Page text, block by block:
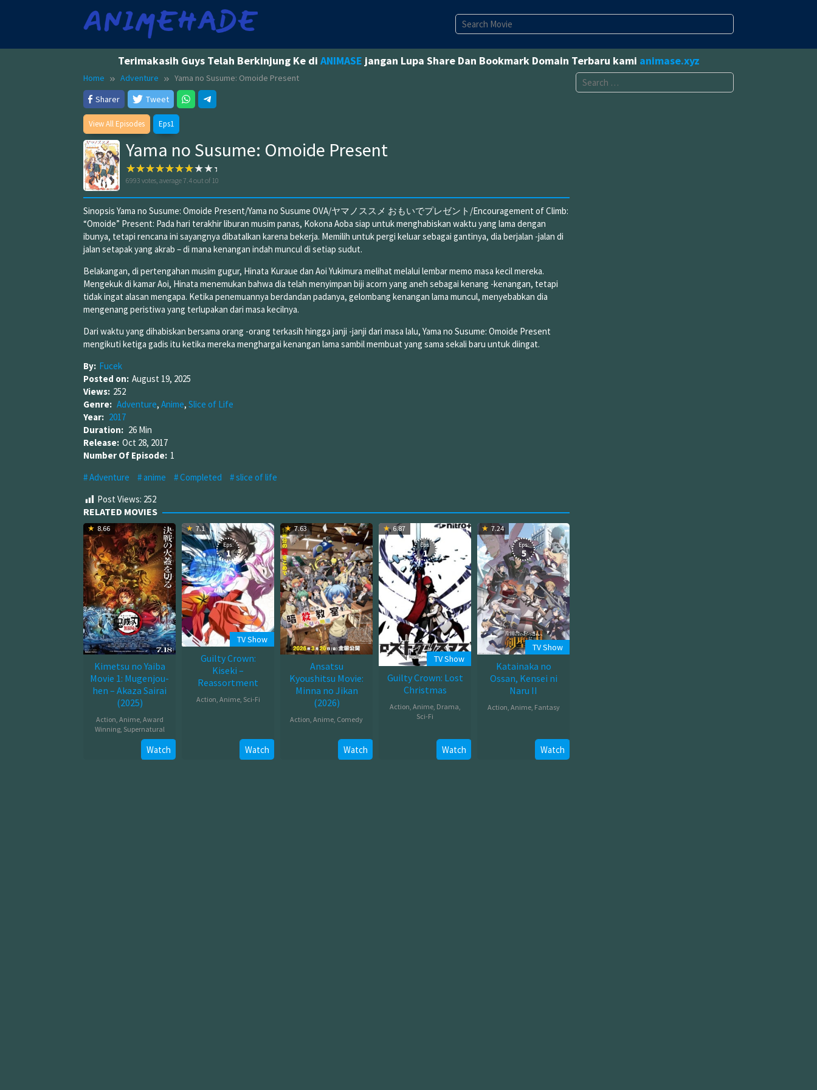
Terimakasih Guys Telah Berkinjung Ke di ANIMASE jangan Lupa Share Dan Bookmark Domain Terbaru kami animase.xyz
Home Adventure
Yama no Susume: Omoide Present
Sharer
Tweet
View All Episodes Eps1
Yama no Susume: Omoide Present
6993 votes, average7.4out of 10
Sinopsis Yama no Susume: Omoide Present/Yama no Susume OVA/ヤマノススメ おもいでプレゼント/Encouragement of Climb:
“Omoide” Present: Pada hari terakhir liburan musim panas, Kokona Aoba siap untuk menghabiskan waktu yang lama dengan
ibunya, tetapi rencana ini sayangnya dibatalkan karena bekerja. Memilih untuk pergi keluar sebagai gantinya, dia berjalan -jalan di
jalan setapak yang akrab – di mana kenangan indah muncul di setiap sudut.
Belakangan, di pertengahan musim gugur, Hinata Kuraue dan Aoi Yukimura melihat melalui lembar memo masa kecil mereka.
Mengekuk di kamar Aoi, Hinata menemukan bahwa dia telah menyimpan biji acorn yang aneh sebagai kenang -kenangan, tetapi
tidak ingat alasan mengapa. Ketika penemuannya berdandan padanya, gelombang kenangan lama muncul, menyebabkan dia
mengenang peristiwa yang terlupakan dari masa kecilnya.
Dari waktu yang dihabiskan bersama orang -orang terkasih hingga janji -janji dari masa lalu, Yama no Susume: Omoide Present
mengikuti ketiga gadis itu ketika mereka menghargai kenangan lama sambil membuat yang sama sekali baru untuk diingat.
By: Fucek
Posted on: August 19, 2025
Views: 252
Genre: Adventure, Anime, Slice of Life
Year: 2017
Duration: 26 Min
Release: Oct 28, 2017
Number Of Episode: 1
Adventure
anime Completed
slice of life
Post Views: 252
RELATED MOVIES
8.66
Kimetsu no Yaiba
Movie 1: Mugenjou-
hen – Akaza Sairai
(2025)
Action, Anime, Award
Winning, Supernatural
Watch
7.1
Eps:
1
TV Show
Guilty Crown:
Kiseki –
Reassortment
Action Anime, Sci-Fi
2012 Watch
7.63
Ansatsu
Kyoushitsu Movie:
Minna no Jikan
(2026)
Action, Anime, Comedy
Mar
Watch
6.87
Eps:
1
TV Show
Guilty Crown: Lost
Christmas
Action Anime, Drama
Sci-Fi
2012
Watch
7.24
Eps:
5
TV Show
Katainaka no
Ossan, Kensei ni
Naru II
Action, Anime, Fantasy
Watch
Search
for: